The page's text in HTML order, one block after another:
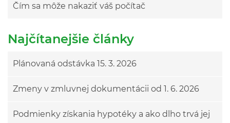
Čím sa môže nakaziť váš počítač
Najčítanejšie články
Plánovaná odstávka 15. 3. 2026
Zmeny v zmluvnej dokumentácii od 1. 6. 2026
Podmienky získania hypotéky a ako dlho trvá jej